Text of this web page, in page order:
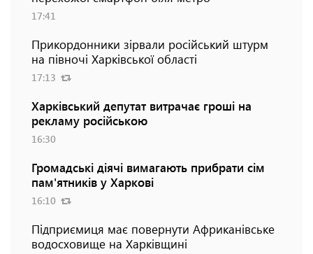
17:41
Прикордонники зірвали російський штурм
на півночі Харківської області
17:13
Харківський депутат витрачає гроші на
рекламу російською
16:30
Громадські діячі вимагають прибрати сім
пам'ятників у Харкові
16:10
Підприємиця має повернути Африканівське
водосховище на Харківщині